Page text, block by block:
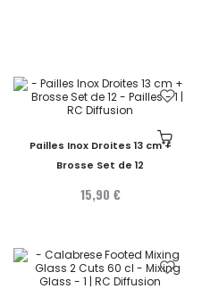
Pailles Inox Droites 13 cm +
Brosse Set de 12
15,90 €